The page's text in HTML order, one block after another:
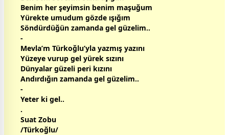
Benim her şeyimsin benim maşuğum
Yürekte umudum gözde ışığım
Söndürdüğün zamanda gel güzelim..
-
Mevla’m Türkoğlu’yla yazmış yazını
Yüzeye vurup gel yürek sızını
Dünyalar güzeli peri kızını
Andırdığın zamanda gel güzelim..
-
Yeter ki gel..
.
Suat Zobu
/Türkoğlu/